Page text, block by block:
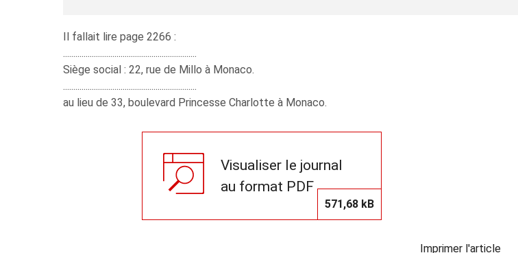
Il fallait lire page 2266 :
.................................................................
Siège social : 22, rue de Millo à Monaco.
.................................................................
au lieu de 33, boulevard Princesse Charlotte à Monaco.
Visualiser le journal
au format PDF
571,68 kB
Imprimer l'article